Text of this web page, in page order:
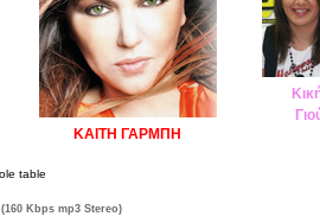
ΚΑΙΤΗ ΓΑΡΜΠΗ
(160 Kbps mp3 Stereo)